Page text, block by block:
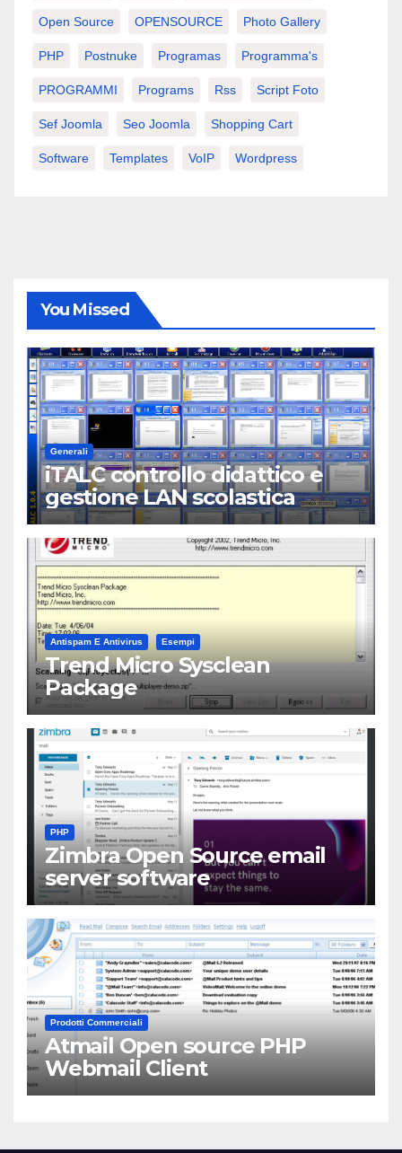
Open Source OPENSOURCE Photo Gallery
PHP Postnuke Programas Programma's
PROGRAMMI Programs Rss Script Foto
Sef Joomla Seo Joomla Shopping Cart
Software Templates VoIP Wordpress
You Missed
Generali
iTALC controllo didattico e
gestione LAN scolastica
Antispam E Antivirus Esempi
Trend Micro Sysclean
Package
PHP
Zimbra Open Source email
server software
Prodotti Commerciali
Atmail Open source PHP
Webmail Client